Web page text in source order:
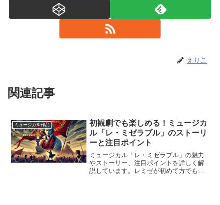
えりこ
関連記事
ミュージカル作品
初観劇でも楽しめる！ミュージカ
ル「レ・ミゼラブル」のストーリ
ーと注目ポイント
ミュージカル「レ・ミゼラブル」の魅力
やストーリー、注目ポイントを詳しく解
説しています。レミゼが初めて方でも楽